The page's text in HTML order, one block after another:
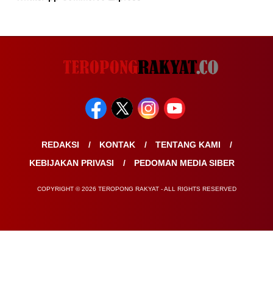
REDAKSI KONTAK
TENTANG KAMI
KEBIJAKAN PRIVASI
PEDOMAN MEDIA SIBER
COPYRIGHT © 2026 TEROPONG RAKYAT - ALL RIGHTS RESERVED